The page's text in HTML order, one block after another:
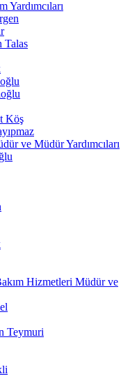
Yardımcıları
Talas
Köş
ve Müdür Yardımcıları
Hizmetleri Müdür ve
Teymuri